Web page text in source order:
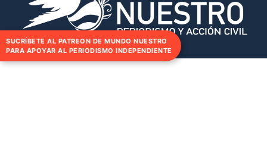
SUCRÍBETE AL PATREON DE MUNDO NUESTRO
PARA APOYAR AL PERIODISMO INDEPENDIENTE